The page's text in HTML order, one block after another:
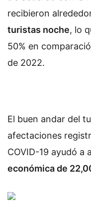
recibieron
turistas noche, lo
50% en
de 2022.
El buen andar del
afectaciones
COVID-19 ayudó a
económica de